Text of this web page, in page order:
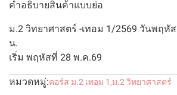
คำอธิบายสินค้าแบบย่อ
ม.2 วิทยาศาสตร์ -เทอม 1/2569 วันพฤหัส
น.
เริ่ม พฤหัสที่ 28 พ.ค.69
หมวดหมู่:คอร์ส ม.2 เทอม 1 ,ม.2 วิทยาศาสตร์